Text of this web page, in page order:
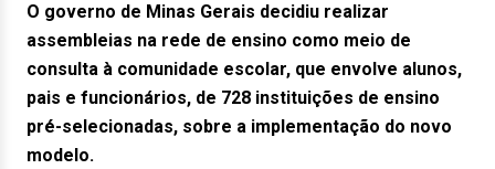
O governo de Minas Gerais decidiu realizar
assembleias na rede de ensino como meio de
consulta à comunidade escolar, que envolve alunos,
pais e funcionários, de 728 instituições de ensino
pré-selecionadas, sobre a implementação do novo
modelo.